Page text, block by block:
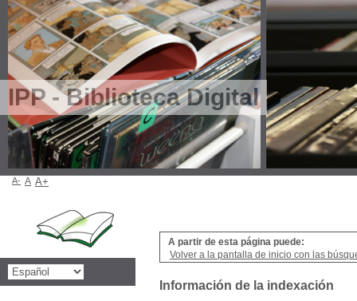
IPP - Biblioteca Digital
A partir de esta página puede:
Volver a la pantalla de inicio con las
Información de la indexación
A- A A+